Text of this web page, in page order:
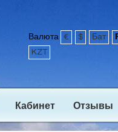
Валюта € $ Бат
KZT
Кабинет Отзывы